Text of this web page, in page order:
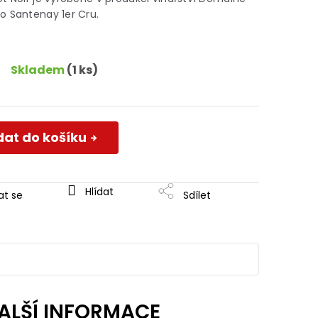
Santenay 1er Cru.
Skladem(1 ks)
do košíku
se Hlídat Sdílet
INFORMACE